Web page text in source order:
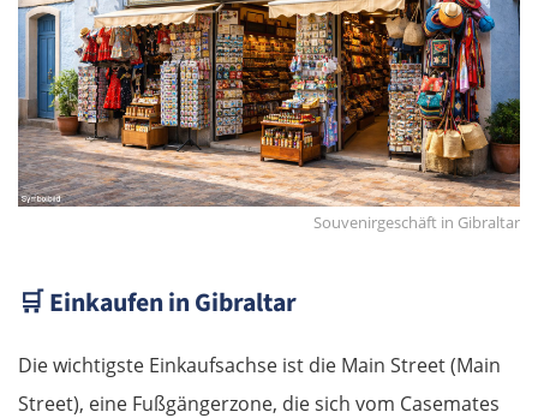
Souvenirgeschäft in Gibraltar
🛒Einkaufen in Gibraltar
Die wichtigste Einkaufsachse ist die Main Street (Main
Street), eine Fußgängerzone, die sich vom Casemates